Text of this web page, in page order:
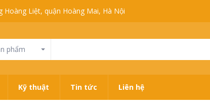
Hoàng Liệt, quận Hoàng Mai, Hà Nội
phẩm
Kỹ thuật Tin tức Liên hệ